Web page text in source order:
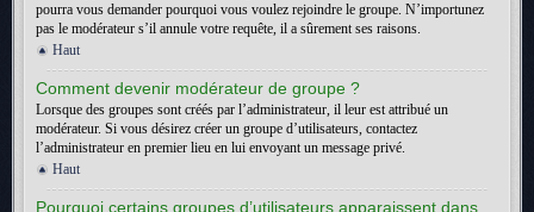
pourra vous demander pourquoi vous voulez rejoindre le groupe. N’importunez
pas le modérateur s’il annule votre requête, il a sûrement ses raisons.
Haut
Comment devenir modérateur de groupe ?
Lorsque des groupes sont créés par l’administrateur, il leur est attribué un
modérateur. Si vous désirez créer un groupe d’utilisateurs, contactez
l’administrateur en premier lieu en lui envoyant un message privé.
Haut
Pourquoi certains groupes d’utilisateurs apparaissent dans